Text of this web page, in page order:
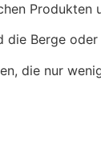
Berge
die nur